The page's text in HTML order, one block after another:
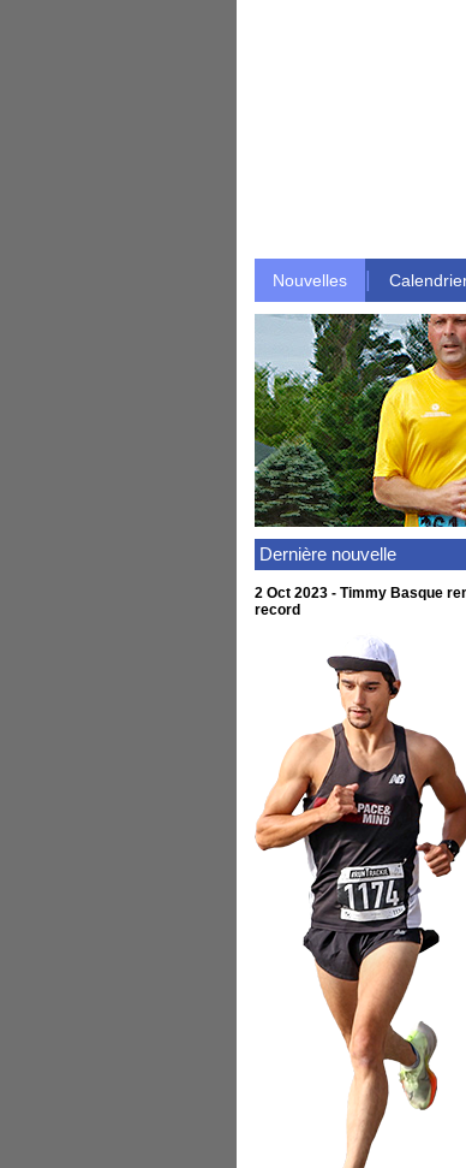
Nouvelles
Dernière nouvelle
2 Oct 2023 - Timmy Basque
record